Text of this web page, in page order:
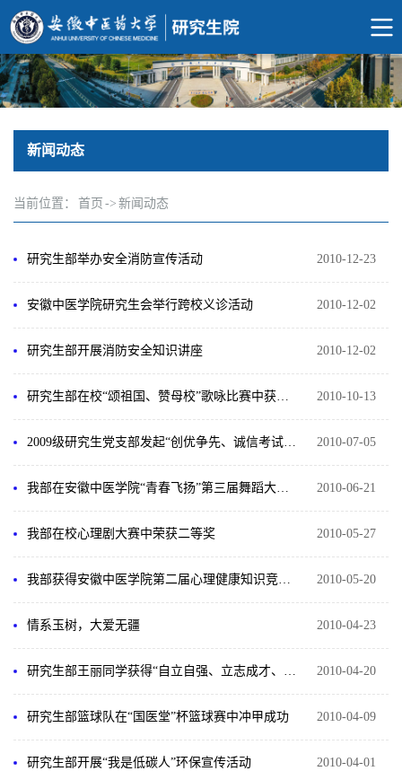
新闻动态
当前位置： 首页 -> 新闻动态
2010-12-23
研究生部举办安全消防宣传活动
2010-12-02
安徽中医学院研究生会举行跨校义诊活动
2010-12-02
研究生部开展消防安全知识讲座
2010-10-13
2010-07-05
2010-06-21
2010-05-27
我部在校心理剧大赛中荣获二等奖
2010-05-20
2010-04-23
情系玉树，大爱无疆
2010-04-20
2010-04-09
研究生部篮球队在“国医堂”杯篮球赛中冲甲成功
2010-04-01
研究生部开展“我是低碳人”环保宣传活动